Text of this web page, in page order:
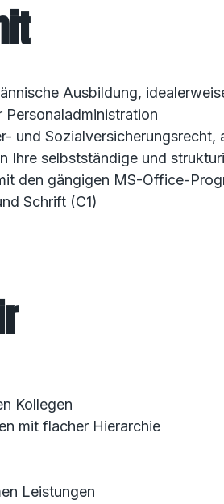
Ausbildung,
und
Ihre selbstständige und
den gängigen MS-Office-
Schrift (C1)
Kollegen
mit flacher Hierarchie
Leistungen